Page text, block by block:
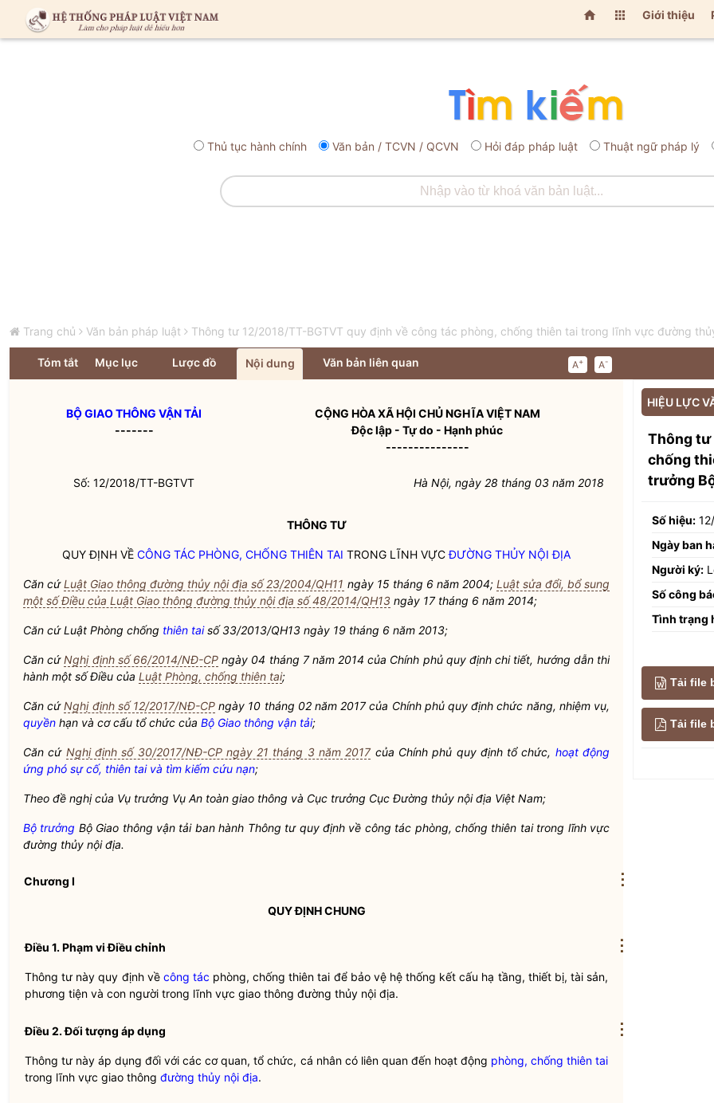
  Giới thiệu
Thủ tục hành chính Văn bản / TCVN / QCVN Hỏi đáp pháp luật Thuật ngữ pháp lý
Trang chủ Văn bản pháp luật Thông tư 12/2018/TT-BGTVT quy định về công tác phòng, chống thiên tai trong lĩnh vực đường
Tóm tắt Mục lục Lược đồ Nội dung Văn bản liên quan A+ A-
BỘ GIAO THÔNG VẬN TẢI
-------
CỘNG HÒA XÃ HỘI CHỦ NGHĨA VIỆT NAM
Độc lập - Tự do - Hạnh phúc
---------------
Số: 12/2018/TT-BGTVT Hà Nội, ngày 28 tháng 03 năm 2018
THÔNG TƯ
QUY ĐỊNH VỀ CÔNG TÁC PHÒNG, CHỐNG THIÊN TAI TRONG LĨNH VỰCĐƯỜNG THỦY NỘI ĐỊA
Căn cứLuật Giao thông đường thủy nội địa số 23/2004/QH11 ngày 15 tháng 6 năm 2004; Luật sửa đổi, bổ sung
một số Điều của Luật Giao thông đường thủy nội địa số 48/2014/QH13 ngày 17 tháng 6 năm 2014;
Căn cứ Luật Phòng chống thiên taisố 33/2013/QH13 ngày 19 tháng 6 năm 2013;
Căn cứNghị định số 66/2014/NĐ-CPngày 04 tháng 7 năm 2014 của Chính phủ quy định chi tiết, hướng dẫn thi
hành một số Điều của Luật Phòng, chống thiên tai;
Căn cứNghị định số 12/2017/NĐ-CP ngày 10 tháng 02 năm 2017 của Chính phủ quy định chức năng, nhiệm vụ,
quyền hạn và cơ cấu tổ chức của Bộ Giao thông vận tải;
Căn cứ Nghị định số 30/2017/NĐ-CP ngày 21 tháng 3 năm 2017của Chính phủ quy định tổ chức, hoạt động
ứng phó sự cố, thiên tai và tìm kiếm cứu nạn;
Theo đề nghị của Vụ trưởng Vụ An toàn giao thông và Cục trưởng Cục Đường thủy nội địa Việt Nam;
Bộ trưởng Bộ Giao thông vận tảiban hành Thông tư quy định về công tác phòng, chống thiên taitrong lĩnh vực
đường thủy nội địa.
Chương I
QUY ĐỊNH CHUNG
Điều 1. Phạm vi Điều chỉnh
Thông tư này quy định về công tác phòng, chống thiên tai để bảo vệ hệ thống kết cấu hạ tầng, thiết bị, tài sản,
phương tiện và con người trong lĩnh vực giao thông đường thủy nội địa.
Điều 2. Đối tượng áp dụng
Thông tư này áp dụng đối với các cơ quan, tổ chức, cá nhân có liên quan đến hoạt động phòng, chống thiên tai
trong lĩnh vực giao thông đường thủy nội địa.
HIỆU LỰC
Thông tư
chống
trưởng
Số hiệu:
Ngày ban
Người ký:
Số công
Tình trạng
Tải file
Tải file
⋮
⋮
⋮